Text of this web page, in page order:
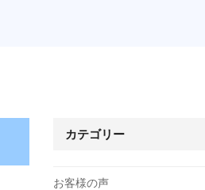
カテゴリー
お客様の声